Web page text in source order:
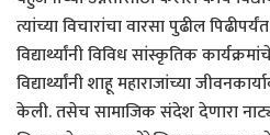
त्यांच्या विचारांचा वारसा पुढील
विद्यार्थ्यांनी विविध सांस्कृतिक
विद्यार्थ्यांनी शाहू महाराजांच्या
केली. तसेच सामाजिक संदेश देणारा